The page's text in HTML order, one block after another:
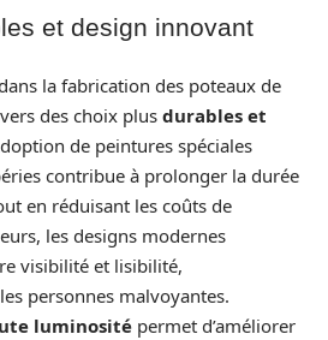
et design innovant
la fabrication des poteaux de
des choix plus durables et
de peintures spéciales
contribue à prolonger la durée
en réduisant les coûts de
les designs modernes
visibilité et lisibilité,
personnes malvoyantes.
luminosité permet d’améliorer